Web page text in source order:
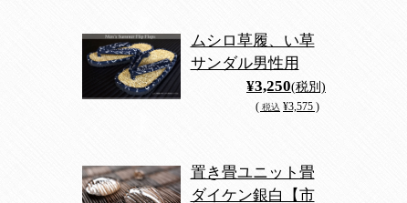
ムシロ草履、い草
サンダル男性用
¥3,250(税別)
( 税込 ¥3,575 )
置き畳ユニット畳
ダイケン銀白【市